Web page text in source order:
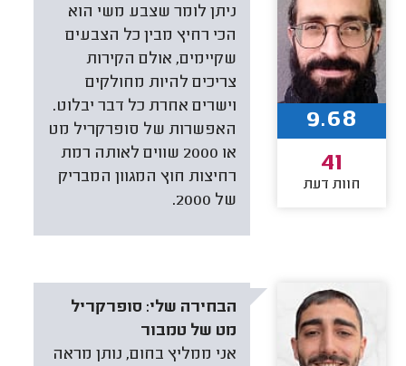
ניתן לומר שצבע משי הוא
הכי רחיץ מבין כל הצבעים
שקיימים, אולם הקירות
צריכים להיות מחולקים
וישרים אחרת כל דבר יבלוט.
האפשרות של סופרקריל מט
או 2000 שווים לאותה רמת
רחיצות חוץ המגוון המבריק
של 2000.
9.68
41
חוות דעת
הבחירה שלי: סופרקריל
מט של טמבור
אני ממליץ בחום, נותן מראה